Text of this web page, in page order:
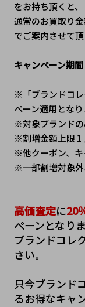
をお持ち頂くと、
通常のお買取り
でご案内させて頂
キャンペーン期間
※「ブランドコ
ペーン適用となり
※対象ブランド
※割増金額上限 1
※他クーポン、
※一部割増対象外
高価査定に20
ぺーンとなり
ブランドコレ
さい。
只今ブランド
るお得なキャ